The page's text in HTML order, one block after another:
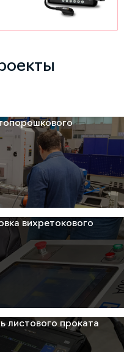
вихретокового
листового проката